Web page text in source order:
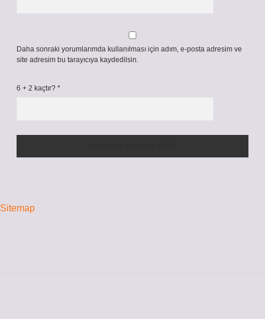
Daha sonraki yorumlarımda kullanılması için adım, e-posta adresim ve
site adresim bu tarayıcıya kaydedilsin.
6 + 2 kaçtır? *
Sitemap